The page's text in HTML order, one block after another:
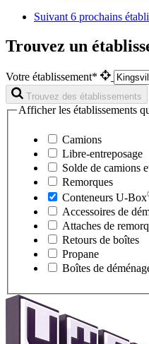
Suivant 6 prochains
Trouvez un
Votre établissement*
Trouvez des établissements
Afficher les établissements
Camions
Libre-entreposage
Solde de camions
Remorques
Conteneurs U-Box
Accessoires de
Attaches de
Retours de boîtes
Propane
Boîtes de